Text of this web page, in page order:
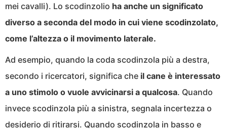
mei cavalli). Lo scodinzolio ha anche un significato
diverso a seconda del modo in cui viene scodinzolato,
come l’altezza o il movimento laterale.
Ad esempio, quando la coda scodinzola più a destra,
secondo i ricercatori, significa che il cane è interessato
a uno stimolo o vuole avvicinarsi a qualcosa. Quando
invece scodinzola più a sinistra, segnala incertezza o
desiderio di ritirarsi. Quando scodinzola in basso e